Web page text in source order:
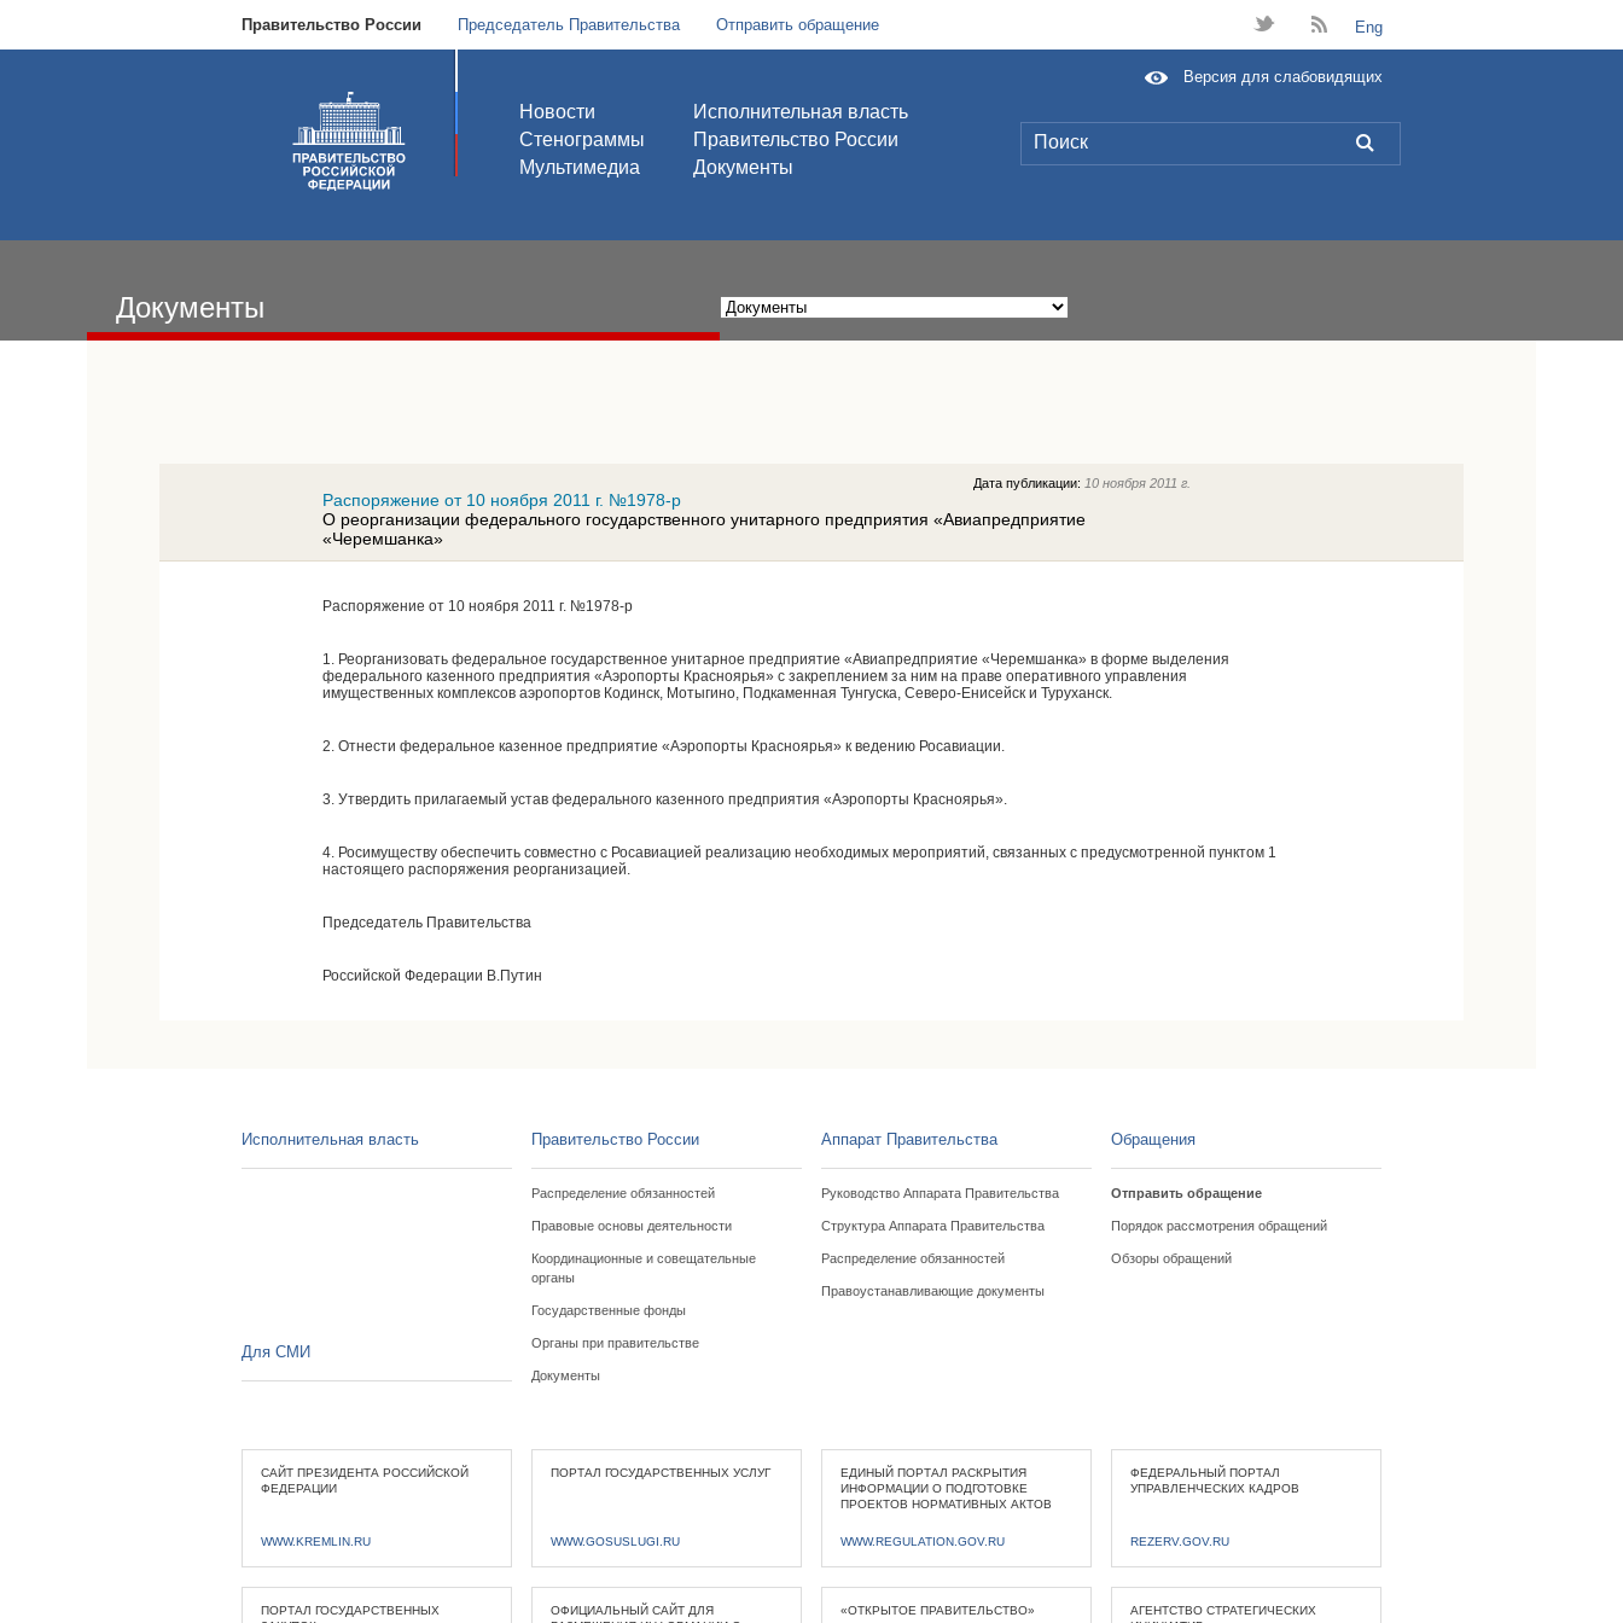
Правительство России Председатель Правительства Отправить обращение t B Eng
Новости
Стенограммы
Мультимедиа
Исполнительная власть
Правительство России
Документы
L
Версия для слабовидящих
Документы
Дата публикации: 10 ноября 2011 г.
Распоряжение от 10 ноября 2011 г. №1978-р
О реорганизации федерального государственного унитарного предприятия «Авиапредприятие
«Черемшанка»
Распоряжение от 10 ноября 2011 г. №1978-р
1. Реорганизовать федеральное государственное унитарное предприятие «Авиапредприятие «Черемшанка» в форме выделения
федерального казенного предприятия «Аэропорты Красноярья» с закреплением за ним на праве оперативного управления
имущественных комплексов аэропортов Кодинск, Мотыгино, Подкаменная Тунгуска, Северо-Енисейск и Туруханск.
2. Отнести федеральное казенное предприятие «Аэропорты Красноярья» к ведению Росавиации.
3. Утвердить прилагаемый устав федерального казенного предприятия «Аэропорты Красноярья».
4. Росимуществу обеспечить совместно с Росавиацией реализацию необходимых мероприятий, связанных с предусмотренной пунктом 1
настоящего распоряжения реорганизацией.
Председатель Правительства
Российской Федерации В.Путин
Исполнительная власть Правительство России
Распределение обязанностей
Правовые основы деятельности
Координационные и совещательные
органы
Государственные фонды
Органы при правительстве
Документы
Аппарат Правительства
Руководство Аппарата Правительства
Структура Аппарата Правительства
Распределение обязанностей
Правоустанавливающие документы
Обращения
Отправить обращение
Порядок рассмотрения обращений
Обзоры обращений
Для СМИ
САЙТ ПРЕЗИДЕНТА РОССИЙСКОЙ
ФЕДЕРАЦИИ
WWW.KREMLIN.RU
ПОРТАЛ ГОСУДАРСТВЕННЫХ УСЛУГ
WWW.GOSUSLUGI.RU
ЕДИНЫЙ ПОРТАЛ РАСКРЫТИЯ
ИНФОРМАЦИИ О ПОДГОТОВКЕ
ПРОЕКТОВ НОРМАТИВНЫХ АКТОВ
WWW.REGULATION.GOV.RU
ФЕДЕРАЛЬНЫЙ ПОРТАЛ
УПРАВЛЕНЧЕСКИХ КАДРОВ
REZERV.GOV.RU
ПОРТАЛ ГОСУДАРСТВЕННЫХ
ОФИЦИАЛЬНЫЙ САЙТ ДЛЯ
«ОТКРЫТОЕ ПРАВИТЕЛЬСТВО»
АГЕНТСТВО СТРАТЕГИЧЕСКИХ